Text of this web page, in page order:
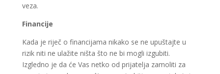
veza.
Financije
Kada je riječ o financijama nikako se ne upuštajte u
rizik niti ne ulažite ništa što ne bi mogli izgubiti.
Izgledno je da će Vas netko od prijatelja zamoliti za